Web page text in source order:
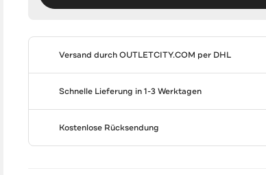
Versand durchOUTLETCITY.COM per DHL
Schnelle Lieferung in 1-3 Werktagen
Kostenlose Rücksendung